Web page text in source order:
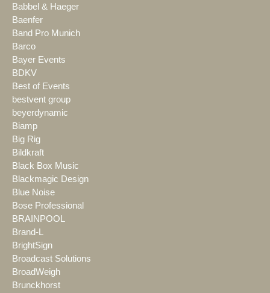
Babbel & Haeger
Baenfer
Band Pro Munich
Barco
Bayer Events
BDKV
Best of Events
bestvent group
beyerdynamic
Biamp
Big Rig
Bildkraft
Black Box Music
Blackmagic Design
Blue Noise
Bose Professional
BRAINPOOL
Brand-L
BrightSign
Broadcast Solutions
BroadWeigh
Brunckhorst